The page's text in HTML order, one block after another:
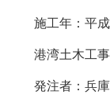
施工年：平
港湾土木工事
発注者：兵